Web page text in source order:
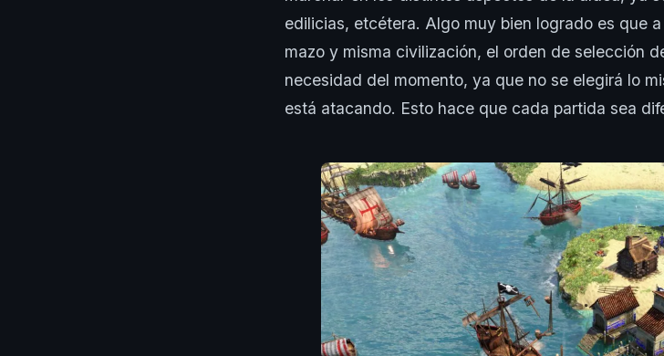
edilicias, etcétera. Algo muy bien logrado es que
mazo y misma civilización, el orden de selección
necesidad del momento, ya que no se elegirá lo
está atacando. Esto hace que cada partida sea